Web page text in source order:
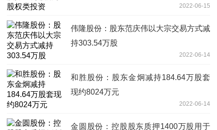
2022-06-15
伟隆股份：股东范庆伟以大宗交易方式减
持303.54万股
2022-06-14
和胜股份：股东金炯减持184.64万股套
现约8024万元
2022-06-14
金圆股份：控股股东质押1400万股用于